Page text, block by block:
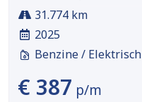
31.774 km
2025
Benzine / Elektrisch
€ 387 p/m